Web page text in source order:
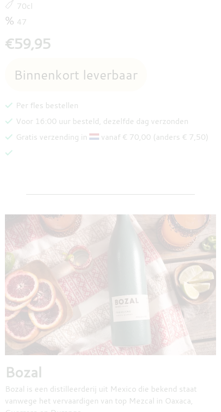
70cl
47
€59,95
Per fles bestellen
Voor 16:00 uur besteld, dezelfde dag verzonden
Gratis verzending in
vanaf € 70,00 (anders € 7,50)
Bozal
Bozal is een distilleerderij uit Mexico die bekend staat
vanwege het vervaardigen van top Mezcal in Oaxaca,